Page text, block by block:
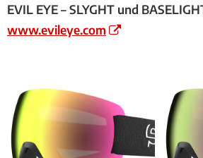
EVIL EYE – SLYGHT und
www.evileye.com